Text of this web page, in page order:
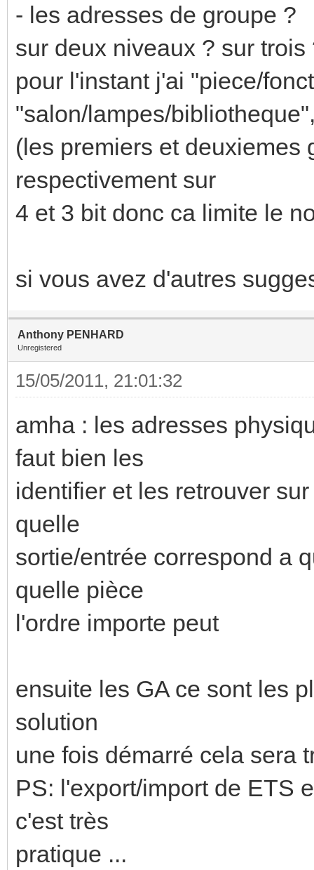
- les adresses de groupe ?
sur deux niveaux ? sur trois
pour l'instant j'ai "piece/
"salon/lampes/
(les premiers et deuxiemes
respectivement sur
4 et 3 bit donc ca limite le
si vous avez d'autres
Anthony PENHARD
Unregistered
15/05/2011, 21:01:32
amha : les adresses
faut bien les
identifier et les retrouver
quelle
sortie/entrée correspond a
quelle pièce
l'ordre importe peut
ensuite les GA ce sont les
solution
une fois démarré cela sera
PS: l'export/import de ETS
c'est très
pratique ...